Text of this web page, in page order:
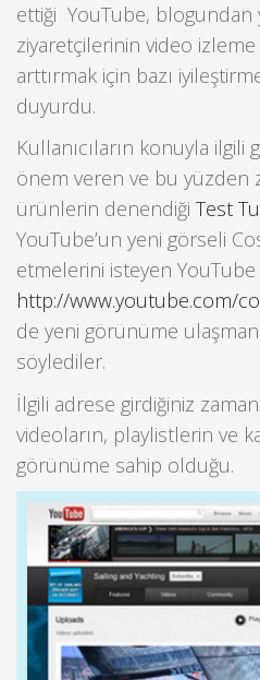
ettiği YouTube, blogundan
ziyaretçilerinin video
arttırmak için bazı
duyurdu.
Kullanıcıların konuyla
önem veren ve bu yüzden
ürünlerin denendiği Test
YouTube’un yeni görseli
etmelerini isteyen
http://www.youtube.com/
de yeni görünüme
söylediler.
İlgili adrese girdiğiniz
videoların, playlistlerin ve
görünüme sahip olduğu.